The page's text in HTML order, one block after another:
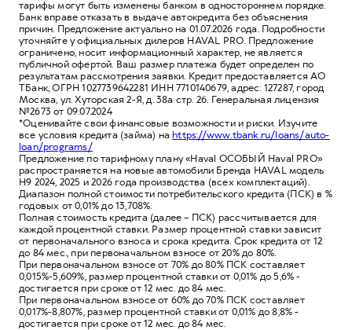
тарифы могут быть изменены банком в одностороннем порядке.
Банк вправе отказать в выдаче автокредита без объяснения
причин. Предложение актуально на 01.07.2026 года. Подробности
уточняйте у официальных дилеров HAVAL PRO. Предложение
ограничено, носит информационный характер, не является
публичной офертой. Ваш размер платежа будет определен по
результатам рассмотрения заявки. Кредит предоставляется АО
ТБанк, ОГРН 1027739642281 ИНН 7710140679, адрес: 127287, город
Москва, ул. Хуторская 2-Я, д. 38а стр. 26. Генеральная лицензия
№2673 от 09.07.2024
*Оценивайте свои финансовые возможности и риски. Изучите
все условия кредита (займа) наhttps://www.tbank.ru/loans/auto-
loan/programs/
Предложение по тарифному плану «Haval ОСОБЫЙ Haval PRO»
распространяется на новые автомобили Бренда HAVAL модель
Н9 2024, 2025 и 2026 года производства (всех комплектаций).
Диапазон полной стоимости потребительского кредита (ПСК) в %
годовых от 0,01% до 13,708%.
Полная стоимость кредита (далее – ПСК) рассчитывается для
каждой процентной ставки. Размер процентной ставки зависит
от первоначального взноса и срока кредита. Срок кредита от 12
до 84 мес., при первоначальном взносе от 20% до 80%.
При первоначальном взносе от 70% до 80% ПСК составляет
0,015%-5,609%, размер процентной ставки от 0,01% до 5,6% -
достигается при сроке от 12 мес. до 84 мес.
При первоначальном взносе от 60% до 70% ПСК составляет
0,017%-8,807%, размер процентной ставки от 0,01% до 8,8% -
достигается при сроке от 12 мес. до 84 мес.